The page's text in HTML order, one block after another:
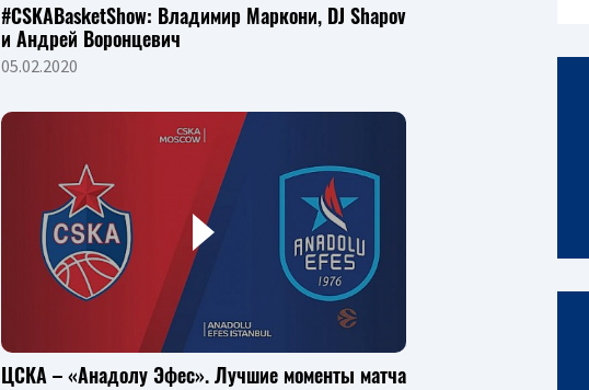
#CSKABasketShow: Владимир Маркони, DJ Shapov
и Андрей Воронцевич
05.02.2020
ЦСКА – «Анадолу Эфес». Лучшие моменты матча